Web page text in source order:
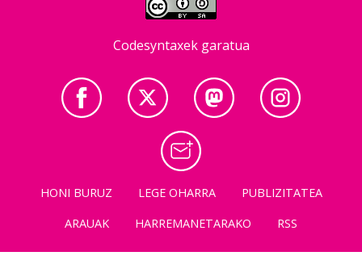
Codesyntaxek garatua
HONI BURUZ LEGE OHARRA
PUBLIZITATEA
ARAUAK
HARREMANETARAKO RSS